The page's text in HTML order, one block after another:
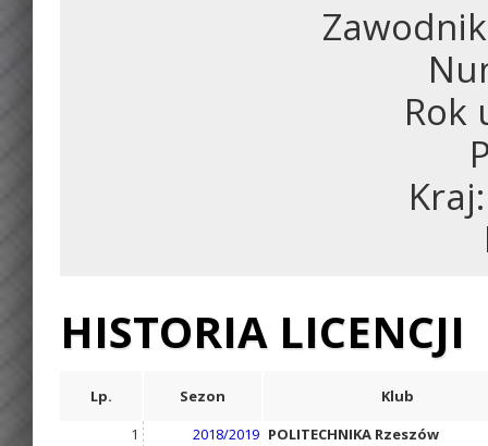
Rok
HISTORIA LICENCJI
Lp. Sezon
Klub
1
2018/2019 POLITECHNIKA Rzeszów